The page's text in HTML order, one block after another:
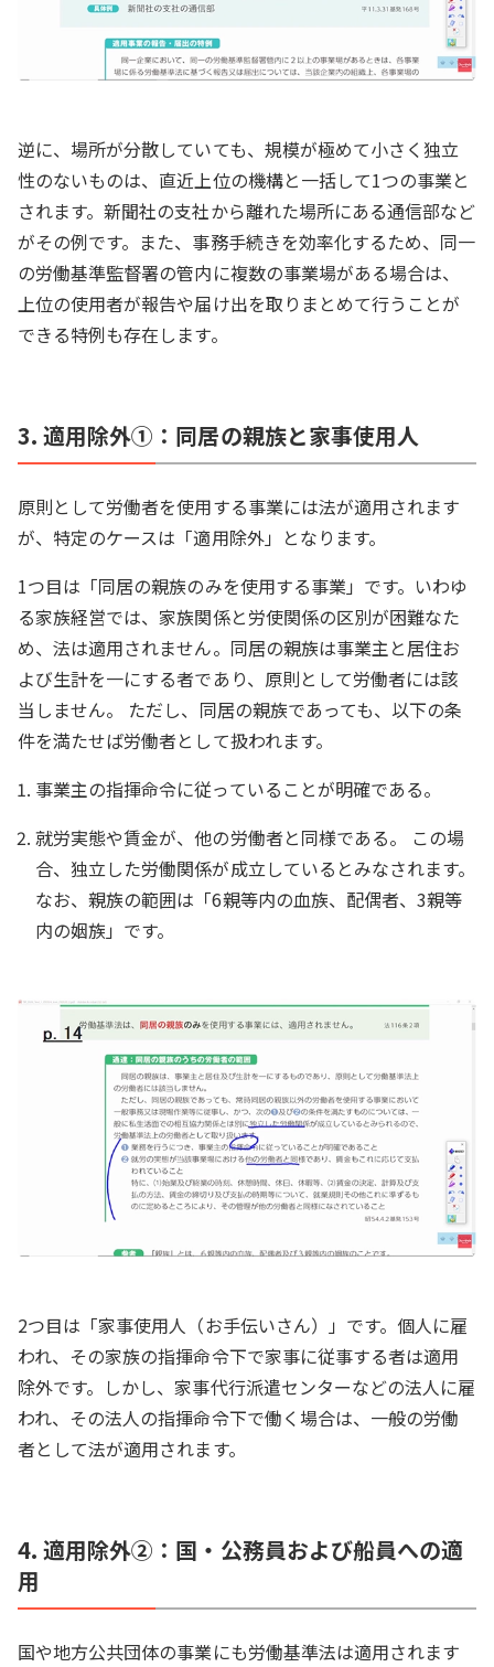
逆に、場所が分散していても、規模が極めて小さく独立
性のないものは、直近上位の機構と一括して1つの事業と
されます。新聞社の支社から離れた場所にある通信部など
がその例です。また、事務手続きを効率化するため、同一
の労働基準監督署の管内に複数の事業場がある場合は、
上位の使用者が報告や届け出を取りまとめて行うことが
できる特例も存在します。
3. 適用除外①：同居の親族と家事使用人
原則として労働者を使用する事業には法が適用されます
が、特定のケースは「適用除外」となります。
1つ目は「同居の親族のみを使用する事業」です。いわゆ
る家族経営では、家族関係と労使関係の区別が困難なた
め、法は適用されません。同居の親族は事業主と居住お
よび生計を一にする者であり、原則として労働者には該
当しません。 ただし、同居の親族であっても、以下の条
件を満たせば労働者として扱われます。
事業主の指揮命令に従っていることが明確である。
就労実態や賃金が、他の労働者と同様である。 この場
合、独立した労働関係が成立しているとみなされます。
なお、親族の範囲は「6親等内の血族、配偶者、3親等
内の姻族」です。
2つ目は「家事使用人（お手伝いさん）」です。個人に雇
われ、その家族の指揮命令下で家事に従事する者は適用
除外です。しかし、家事代行派遣センターなどの法人に雇
われ、その法人の指揮命令下で働く場合は、一般の労働
者として法が適用されます。
4. 適用除外②：国・公務員および船員への適
用
国や地方公共団体の事業にも労働基準法は適用されます